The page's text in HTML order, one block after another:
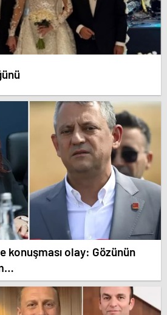
konuşması olay: Gözünün